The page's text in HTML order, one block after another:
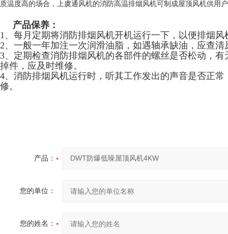
质温度高的场合，上虞通风机的消防高温排烟风机可制成屋顶风机供用
产品保养：
1、每月定期将消防排烟风机开机运行一下，以便排烟
2、一般一年加注一次润滑油脂，如遇轴承缺油，应查
3、定期检查消防排烟风机的各部件的螺丝是否松动，
掉件，应及时维修。
4、消防排烟风机运行时，听其工作发出的声音是否正
修。
产品：
您的单位：
您的姓名：